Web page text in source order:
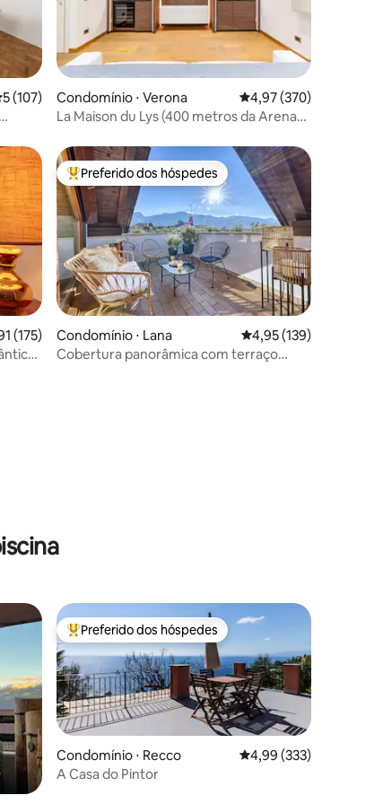
de uma avaliação média de 5, 107 avaliações
5 (107)
Condomínio ⋅ Verona 4,97 de uma avaliação
4,97 (370)
La Maison du Lys (400 metros da Arena
de uma avaliação média de 5, 175 avaliações
(175)
Entre os melhores preferidos dos hóspedes
Preferido dos hóspedes
Condomínio ⋅ Lana 4,95 de uma avaliação
4,95 (139)
Cobertura panorâmica com terraço
Entre os melhores preferidos dos hóspedes
Preferido dos hóspedes
Condomínio ⋅ Recco 4,99 de uma avaliação
4,99 (333)
A Casa do Pintor